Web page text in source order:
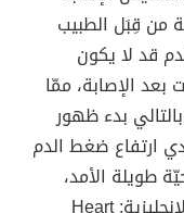
من قِبَل الطبيب
قد لا يكون
الإصابة، ممّا
بدء ظهور
ارتفاع ضغط الدم
طويلة الأمد،